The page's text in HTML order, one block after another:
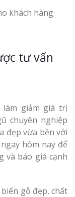
khách hàng
tư vấn
giảm giá trị
chuyên nghiệp
đẹp vừa bền với
hôm nay để
và báo giá cạnh
gỗ đẹp, chất